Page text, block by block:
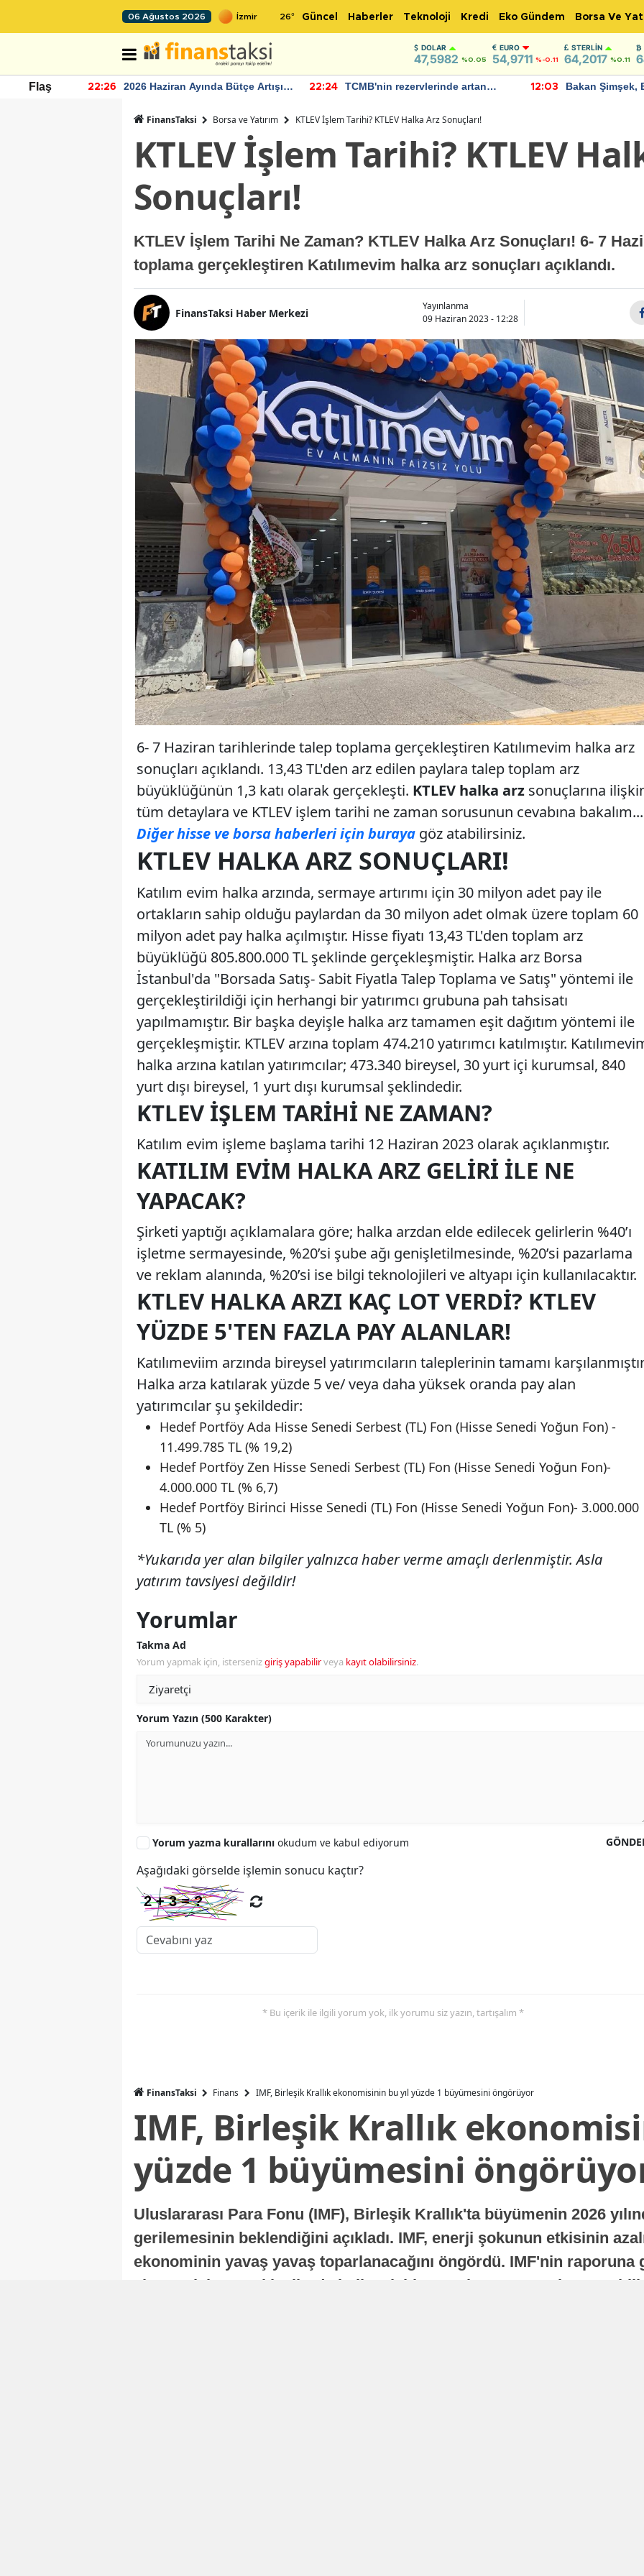
06 Ağustos 2026 26° Güncel Haberler Teknoloji Kredi Eko Gündem Borsa Ve
DOLAR
47,5982 %0.05
EURO
54,9711 %-0.11
STERLIN
64,2017 %0.11
Flaş 22:26
2026 Haziran Ayında Bütçe Artışı
22:24
TCMB'nin rezervlerinde artan
12:03
Bakan Şimşek,
FinansTaksi Borsa ve Yatırım KTLEV İşlem Tarihi? KTLEV Halka Arz Sonuçları!
KTLEV İşlem Tarihi? KTLEV
Sonuçları!
KTLEV İşlem Tarihi Ne Zaman? KTLEV Halka Arz Sonuçları! 6- 7
toplama gerçekleştiren Katılımevim halka arz sonuçları açıklandı.
FinansTaksi Haber Merkezi
Yayınlanma
09 Haziran 2023 - 12:28
6- 7 Haziran tarihlerinde talep toplama gerçekleştiren Katılımevim halka arz
sonuçları açıklandı. 13,43 TL'den arz edilen paylara talep toplam arz
büyüklüğünün 1,3 katı olarak gerçekleşti. KTLEV halka arz sonuçlarına
tüm detaylara ve KTLEV işlem tarihi ne zaman sorusunun cevabına bakalım...
Diğer hisse ve borsa haberleri için buraya göz atabilirsiniz.
KTLEV HALKA ARZ SONUÇLARI!
Katılım evim halka arzında, sermaye artırımı için 30 milyon adet pay ile
ortakların sahip olduğu paylardan da 30 milyon adet olmak üzere toplam 60
milyon adet pay halka açılmıştır. Hisse fiyatı 13,43 TL'den toplam arz
büyüklüğü 805.800.000 TL şeklinde gerçekleşmiştir. Halka arz Borsa
İstanbul'da "Borsada Satış- Sabit Fiyatla Talep Toplama ve Satış" yöntemi ile
gerçekleştirildiği için herhangi bir yatırımcı grubuna pah tahsisatı
yapılmamıştır. Bir başka deyişle halka arz tamamen eşit dağıtım yöntemi ile
gerçekleşmiştir. KTLEV arzına toplam 474.210 yatırımcı katılmıştır.
halka arzına katılan yatırımcılar; 473.340 bireysel, 30 yurt içi kurumsal, 840
yurt dışı bireysel, 1 yurt dışı kurumsal şeklindedir.
KTLEV İŞLEM TARIHI NE ZAMAN?
Katılım evim işleme başlama tarihi 12 Haziran 2023 olarak açıklanmıştır.
KATILIM EVIM HALKA ARZ GELIRI ILE NE
YAPACAK?
Şirketi yaptığı açıklamalara göre; halka arzdan elde edilecek gelirlerin %40’ı
işletme sermayesinde, %20’si şube ağı genişletilmesinde, %20’si pazarlama
ve reklam alanında, %20’si ise bilgi teknolojileri ve altyapı için kullanılacaktır.
KTLEV HALKA ARZI KAÇ LOT VERDI? KTLEV
YÜZDE 5'TEN FAZLA PAY ALANLAR!
Katılımeviim arzında bireysel yatırımcıların taleplerinin tamamı
Halka arza katılarak yüzde 5 ve/ veya daha yüksek oranda pay alan
yatırımcılar şu şekildedir:
Hedef Portföy Ada Hisse Senedi Serbest (TL) Fon (Hisse Senedi Yoğun Fon) -
11.499.785 TL (% 19,2)
Hedef Portföy Zen Hisse Senedi Serbest (TL) Fon (Hisse Senedi Yoğun Fon)-
4.000.000 TL (% 6,7)
Hedef Portföy Birinci Hisse Senedi (TL) Fon (Hisse Senedi Yoğun Fon)- 3.000.000
TL (% 5)
*Yukarıda yer alan bilgiler yalnızca haber verme amaçlı derlenmiştir. Asla
yatırım tavsiyesi değildir!
Yorumlar
Takma Ad
Yorum yapmak için, istersenizgiriş yapabilirveya kayıt olabilirsiniz.
Yorum Yazın (500 Karakter)
Yorum yazma kurallarını okudum ve kabul ediyorum
Aşağıdaki görselde işlemin sonucu kaçtır?
* Bu içerik ile ilgili yorum yok, ilk yorumu siz yazın, tartışalım *
FinansTaksi Finans IMF, Birleşik Krallık ekonomisinin bu yıl yüzde 1 büyümesini öngörüyor
IMF, Birleşik Krallık
yüzde 1 büyümesini
Uluslararası Para Fonu (IMF), Birleşik Krallık'ta büyümenin 2026
gerilemesinin beklendiğini açıkladı. IMF, enerji şokunun etkisinin
ekonominin yavaş yavaş toparlanacağını öngördü. IMF'nin raporuna
ekonomisi, sonraki yıllarda istikrarlı bir toparlanma süreci